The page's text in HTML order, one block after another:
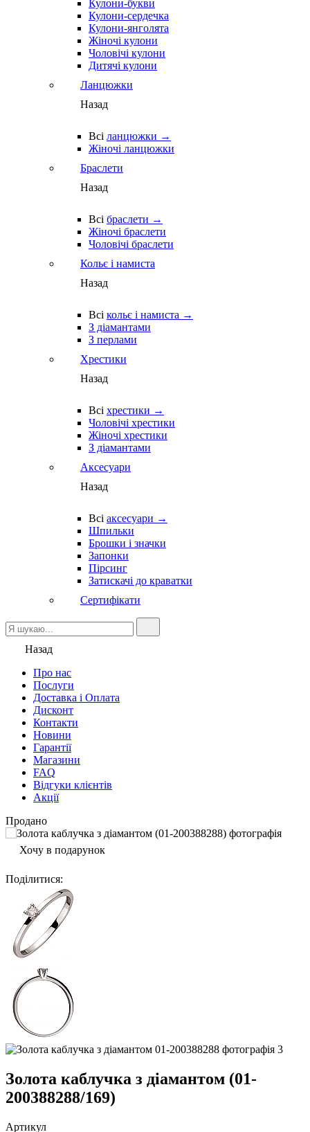
Кулони-букви
Кулони-сердечка
Кулони-янголята
Жіночі кулони
Чоловічі кулони
Дитячі кулони
Ланцюжки
Назад
Всі ланцюжки →
Жіночі ланцюжки
Браслети
Назад
Всі браслети →
Жіночі браслети
Чоловічі браслети
Кольє і намиста
Назад
Всі кольє і намиста →
З діамантами
З перлами
Хрестики
Назад
Всі хрестики →
Чоловічі хрестики
Жіночі хрестики
З діамантами
Аксесуари
Назад
Всі аксесуари →
Шпильки
Брошки і значки
Запонки
Пірсинг
Затискачі до краватки
Сертифікати
Назад
Про нас
Послуги
Доставка і Оплата
Дисконт
Контакти
Новини
Гарантії
Магазини
FAQ
Відгуки клієнтів
Акції
Продано
Хочу в подарунок
Поділитися:
Золота каблучка з діамантом (01-
200388288/169)
Артикул